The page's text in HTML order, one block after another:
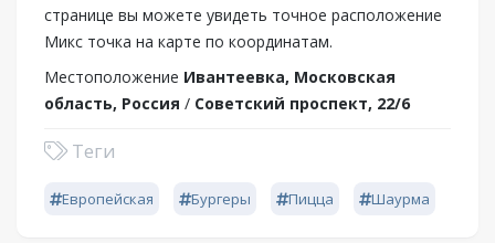
странице вы можете увидеть точное расположение
Микс точка на карте по координатам.
Местоположение Ивантеевка, Московская
область, Россия / Советский проспект, 22/6
Теги
Европейская Бургеры Пицца Шаурма